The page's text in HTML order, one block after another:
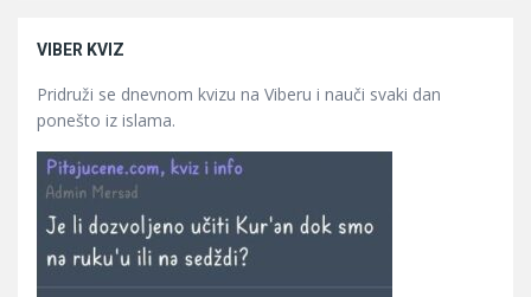
VIBER KVIZ
Pridruži se dnevnom kvizu na Viberu i nauči svaki dan
ponešto iz islama.